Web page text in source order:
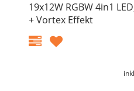
19x12W RGBW 4in1
+ Vortex Effekt